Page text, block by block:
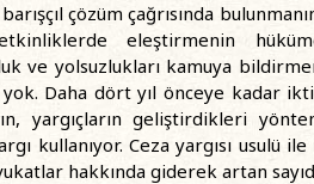
çözüm çağrısında
eleştirmenin
ve yolsuzlukları kamuya
yok. Daha dört yıl önceye kadar
yargıçların geliştirdikleri
kullanıyor. Ceza yargısı usulü
hakkında giderek artan sayıda